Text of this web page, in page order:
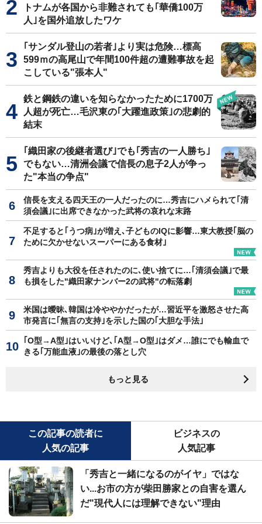
トナムが各国から非難されても｢華僑100万
人｣を国外追放したワケ
｢サンダル登山の若者｣より実は危険…標高
599ｍの高尾山で年間100件超の遭難事故を起
こしている"張本人"
鉄と鋼鉄の違いを知らなかったために1700万
人超が死亡…毛沢東の｢大躍進政策｣の悲劇的
結末
｢織田家の後継者選び｣でも｢秀吉の一人勝ち｣
でもない…清洲会議で信長の息子2人が争っ
た"本当の争点"
信長を支える四天王の一人だったのに…秀吉にハメられて｢清
須会議｣に出席できなかった武将の哀れな末路
不足すると｢うつ病｣が増え､子どものIQに影響…東大教授｢脳の
ために欠かせないスーパーにある食材｣
秀吉よりも大役を任されたのに､使い捨てに…｢清須会議｣で最
も損をした"織田家ナンバー2の武将"の転落劇
米国は曖昧､韓国は冷ややかだったが…習近平を激怒させた高
市発言に｢無言の支持｣を示した国の｢大胆な手法｣
｢O型→A型｣はいいけど､｢A型→O型｣はダメ…誰にでも輸血で
きる｢万能血液｣の最後の落とし穴
もっと見る
この記事の読者に
人気の記事
ビジネスの
人気記事
「秀吉と一緒になるのがイヤ」ではな
い...お市の方が柴田勝家との自害を選ん
だ"現代人には理解できない"理由